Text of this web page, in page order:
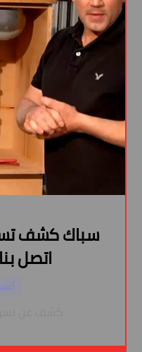
سباك كشف
اتصل بنا